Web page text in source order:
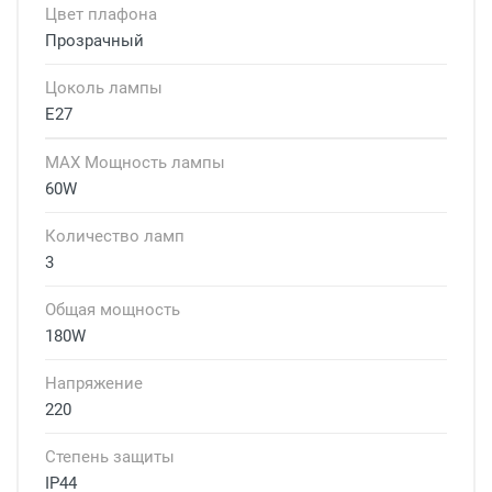
Цвет плафона
Прозрачный
Цоколь лампы
E27
MAX Мощность лампы
60W
Количество ламп
3
Общая мощность
180W
Напряжение
220
Степень защиты
IP44